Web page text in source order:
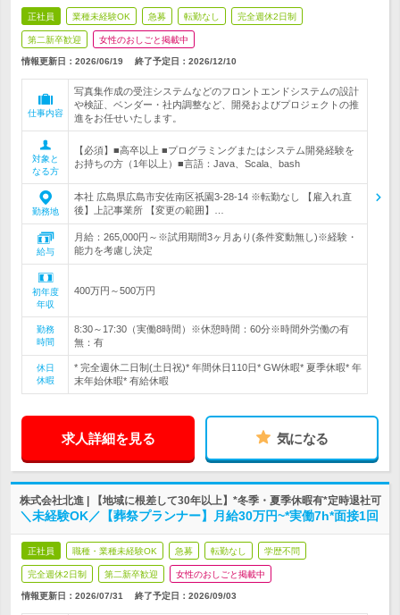
正社員 業種未経験OK 急募 転勤なし 完全週休2日制
第二新卒歓迎 女性のおしごと掲載中
情報更新日：2026/06/19 終了予定日： 2026/12/10
仕事内容
写真集作成の受注システムなどのフロントエンドシステムの設計
や検証、ベンダー・社内調整など、開発およびプロジェクトの推
進をお任せいたします。
対象と
なる方
【必須】■高卒以上 ■プログラミングまたはシステム開発経験を
お持ちの方（1年以上）■言語：Java、Scala、bash
勤務地
本社 広島県広島市安佐南区祇園3-28-14 ※転勤なし 【雇入れ直
後】上記事業所 【変更の範囲】…
給与
月給：265,000円～※試用期間3ヶ月あり(条件変動無し)※経験・
能力を考慮し決定
初年度
年収
400万円～500万円
勤務
時間
8:30～17:30（実働8時間）※休憩時間：60分※時間外労働の有
無：有
休日
休暇
* 完全週休二日制(土日祝)* 年間休日110日* GW休暇* 夏季休暇* 年
末年始休暇* 有給休暇
求人詳細を見る 気になる
株式会社北進 | 【地域に根差して30年以上】*冬季・夏季休暇有*定時退社可
＼未経験OK／【葬祭プランナー】月給30万円~*実働7h*面接1回
正社員 職種・業種未経験OK 急募 転勤なし 学歴不問
完全週休2日制 第二新卒歓迎 女性のおしごと掲載中
情報更新日：2026/07/31 終了予定日： 2026/09/03